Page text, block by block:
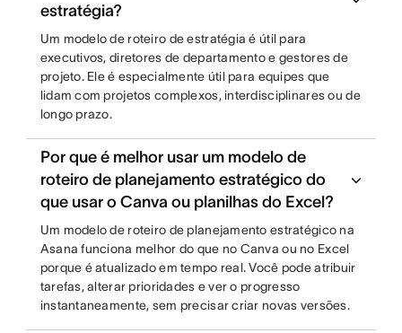
estratégia?
Um modelo de roteiro de estratégia é útil para
executivos, diretores de departamento e gestores de
projeto. Ele é especialmente útil para equipes que
lidam com projetos complexos, interdisciplinares ou de
longo prazo.
Por que é melhor usar um modelo de
roteiro de planejamento estratégico do
que usar o Canva ou planilhas do Excel?
Um modelo de roteiro de planejamento estratégico na
Asana funciona melhor do que no Canva ou no Excel
porque é atualizado em tempo real. Você pode atribuir
tarefas, alterar prioridades e ver o progresso
instantaneamente, sem precisar criar novas versões.